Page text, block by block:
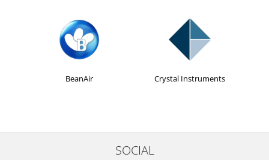
Device-uri Industriale
Display-uri Industriale
PC-uri Industriale
Servicii
BeanAir Crystal Instruments
SOCIAL